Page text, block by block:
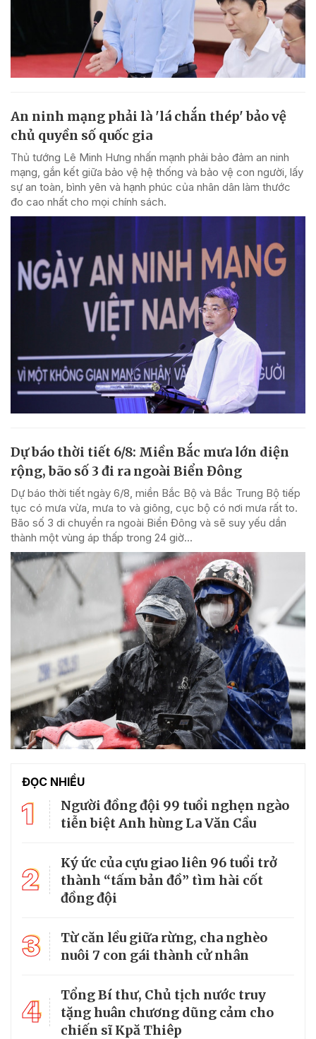
An ninh mạng phải là 'lá chắn thép' bảo vệ
chủ quyền số quốc gia
Thủ tướng Lê Minh Hưng nhấn mạnh phải bảo đảm an ninh
mạng, gắn kết giữa bảo vệ hệ thống và bảo vệ con người, lấy
sự an toàn, bình yên và hạnh phúc của nhân dân làm thước
đo cao nhất cho mọi chính sách.
Dự báo thời tiết 6/8: Miền Bắc mưa lớn diện
rộng, bão số 3 đi ra ngoài Biển Đông
Dự báo thời tiết ngày 6/8, miền Bắc Bộ và Bắc Trung Bộ tiếp
tục có mưa vừa, mưa to và giông, cục bộ có nơi mưa rất to.
Bão số 3 di chuyển ra ngoài Biển Đông và sẽ suy yếu dần
thành một vùng áp thấp trong 24 giờ...
ĐỌC NHIỀU
1
Người đồng đội 99 tuổi nghẹn ngào
tiễn biệt Anh hùng La Văn Cầu
2
Ký ức của cựu giao liên 96 tuổi trở
thành “tấm bản đồ” tìm hài cốt
đồng đội
3
Từ căn lều giữa rừng, cha nghèo
nuôi 7 con gái thành cử nhân
4
Tổng Bí thư, Chủ tịch nước truy
tặng huân chương dũng cảm cho
chiến sĩ Kpă Thiêp